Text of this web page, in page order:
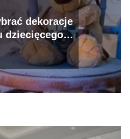
dekoracje
dziecięcego? –